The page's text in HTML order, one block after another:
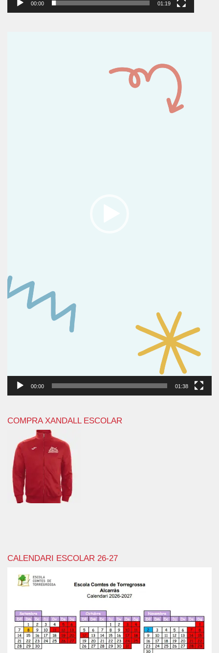
00:00 01:19
00:00 01:38
COMPRA XANDALL ESCOLAR
CALENDARI ESCOLAR 26-27